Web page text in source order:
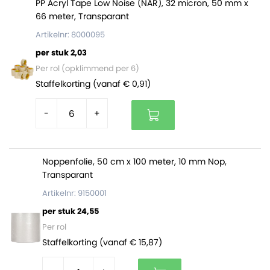
Zijn gemaakt van hoogwaardig wit kraftpapier en
gevoerd met noppenfolie
Bieden een uitstekende bescherming aan je
producten
Beschikken over een handige zelfklevende sluiting
Zijn FSC gecertificeerd en voor 70% vervaardigd uit
De verkoopeenheid is per doos. In een volle doos zitten
100 enveloppen. Op een volle pallet zitten 48 dozen
(4.800 enveloppen)
PP Acryl Tape Low Noise (NAR), 32 micron, 50 mm x
66 meter, Transparant
Artikelnr: 8000095
per stuk 2,03
Per rol (opklimmend per 6)
Staffelkorting (vanaf € 0,91)
- +
Noppenfolie, 50 cm x 100 meter, 10 mm Nop,
Transparant
Artikelnr: 9150001
per stuk 24,55
Per rol
Staffelkorting (vanaf € 15,87)